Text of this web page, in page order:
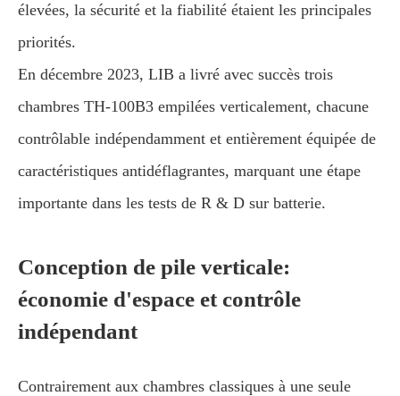
élevées, la sécurité et la fiabilité étaient les principales
priorités.
En décembre 2023, LIB a livré avec succès trois
chambres TH-100B3 empilées verticalement, chacune
contrôlable indépendamment et entièrement équipée de
caractéristiques antidéflagrantes, marquant une étape
importante dans les tests de R & D sur batterie.
Conception de pile verticale:
économie d'espace et contrôle
indépendant
Contrairement aux chambres classiques à une seule